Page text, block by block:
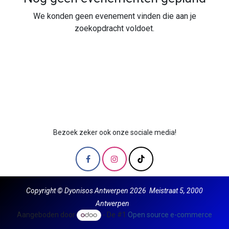
We konden geen evenement vinden die aan je
zoekopdracht voldoet.
Bezoek zeker ook onze sociale media!
Copyright © Dyonisos Antwerpen 2026 Meistraat 5, 2000
Antwerpen
Aangeboden door
- De #1 Open source e-commerce